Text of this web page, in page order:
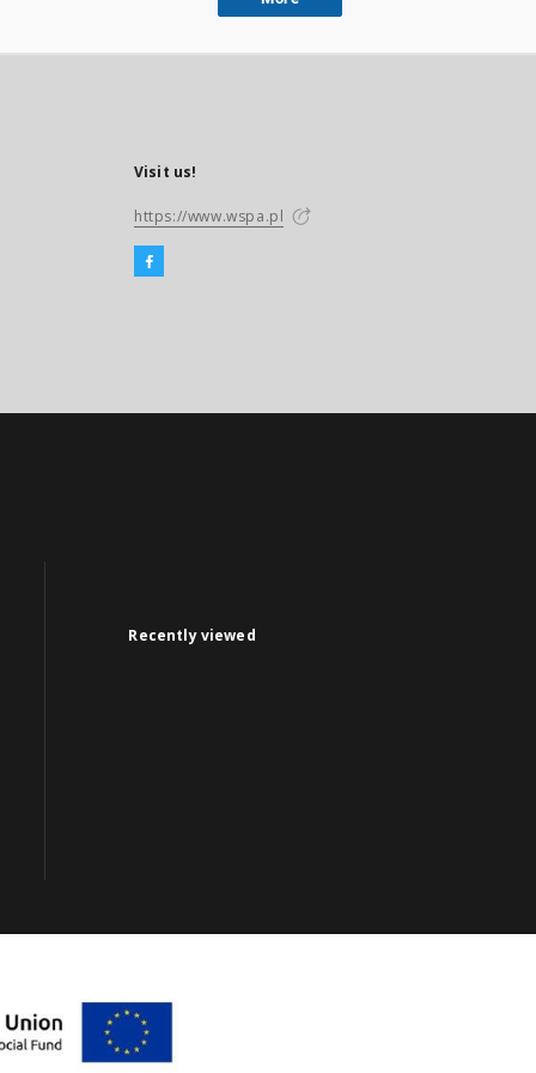
Visit us!
https://www.wspa.pl
Recently viewed